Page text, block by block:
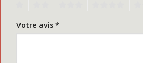
Votre avis *